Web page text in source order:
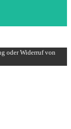
oder Widerruf von